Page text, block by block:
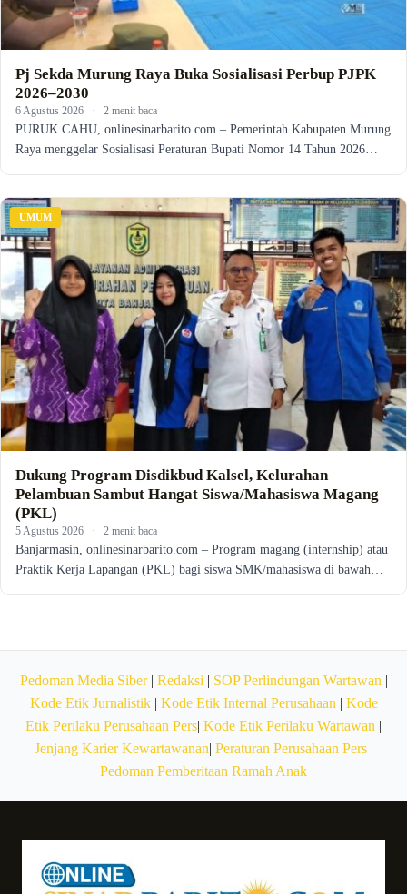
Pj Sekda Murung Raya Buka Sosialisasi Perbup PJPK
2026–2030
6 Agustus 2026 · 2 menit baca
PURUK CAHU, onlinesinarbarito.com – Pemerintah Kabupaten Murung
Raya menggelar Sosialisasi Peraturan Bupati Nomor 14 Tahun 2026…
UMUM
Dukung Program Disdikbud Kalsel, Kelurahan
Pelambuan Sambut Hangat Siswa/Mahasiswa Magang
(PKL)
5 Agustus 2026 · 2 menit baca
Banjarmasin, onlinesinarbarito.com – Program magang (internship) atau
Praktik Kerja Lapangan (PKL) bagi siswa SMK/mahasiswa di bawah…
Pedoman Media Siber| Redaksi | SOP Perlindungan Wartawan |
Kode Etik Jurnalistik| Kode Etik Internal Perusahaan | Kode
Etik Perilaku Perusahaan Pers| Kode Etik Perilaku Wartawan |
Jenjang Karier Kewartawanan| Peraturan Perusahaan Pers|
Pedoman Pemberitaan Ramah Anak